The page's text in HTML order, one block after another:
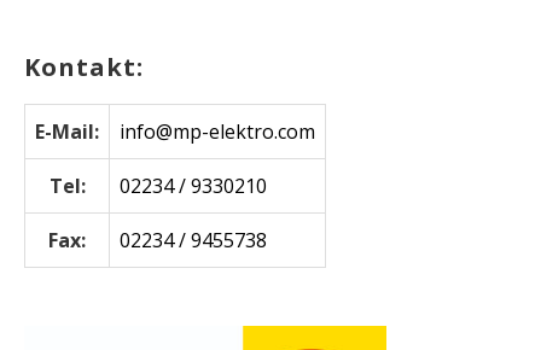
Kontakt:
E-Mail: info@mp-elektro.com
Tel: 02234 / 9330210
Fax: 02234 / 9455738